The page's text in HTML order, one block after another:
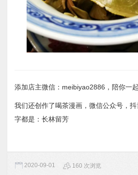
添加店主微信：meibiyao2886，陪你一起
我们还创作了喝茶漫画，微信公众号，
字都是：长林留芳
2020-09-01 160 次浏览